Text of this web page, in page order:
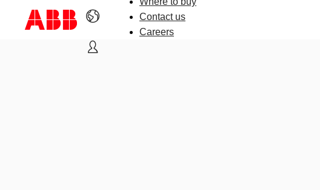
Contact us
Careers